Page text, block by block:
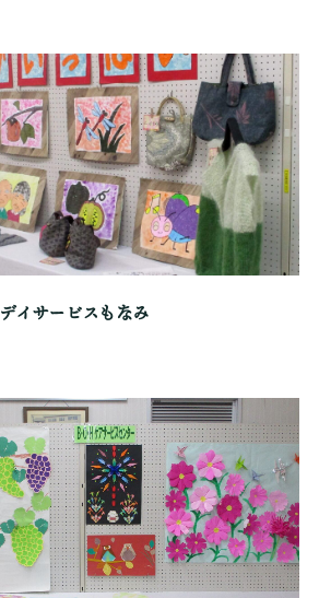
デイサービスもなみ